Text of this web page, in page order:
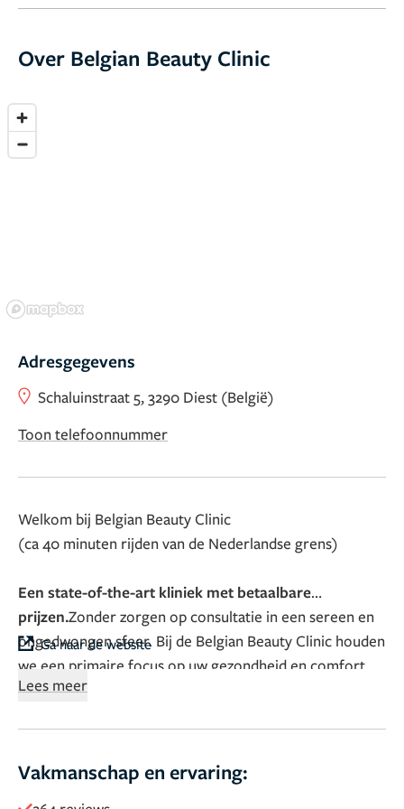
Over Belgian Beauty Clinic
Adresgegevens
Schaluinstraat 5, 3290 Diest (België)
Toon telefoonnummer
Welkom bij Belgian Beauty Clinic
(ca 40 minuten rijden van de Nederlandse grens)
Een state-of-the-art kliniek met betaalbare
prijzen.Zonder zorgen op consultatie in een sereen en
ongedwongen sfeer. Bij de Belgian Beauty Clinic houden
we een primaire focus op uw gezondheid en comfort
gedurende de gehele behandelingen.
prijzen.
En dat alles gebeurt in een comfortabele en
ontspannen sfeer, waar er écht naar u geluisterd wordt.
Ga naar de website
Lees meer
Vakmanschap en ervaring: